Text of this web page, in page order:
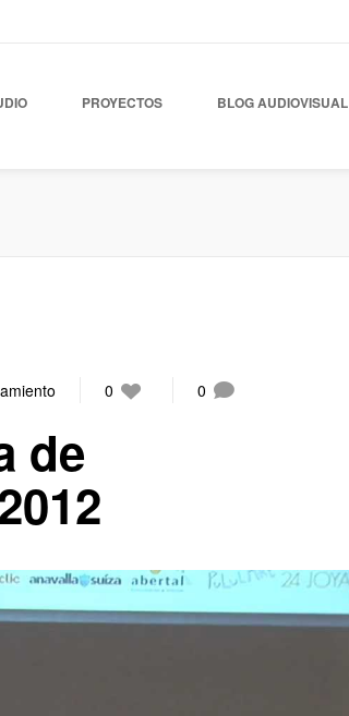
PROYECTOS BLOG AUDIOVISUAL
0 0
de